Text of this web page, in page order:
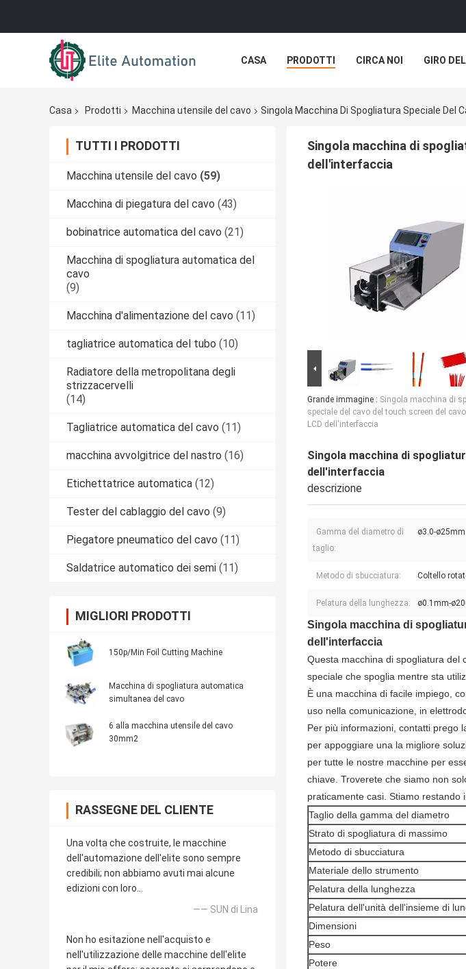
CASA PRODOTTI CIRCA NOI GIRO
Casa Prodotti Macchina utensile del cavo Singola Macchina Di Spogliatura Speciale Del
TUTTI I PRODOTTI
Macchina utensile del cavo (59)
Macchina di piegatura del cavo (43)
bobinatrice automatica del cavo (21)
Macchina di spogliatura automatica del
cavo
(9)
Macchina d'alimentazione del cavo (11)
tagliatrice automatica del tubo (10)
Radiatore della metropolitana degli
strizzacervelli
(14)
Tagliatrice automatica del cavo (11)
macchina avvolgitrice del nastro (16)
Etichettatrice automatica (12)
Tester del cablaggio del cavo (9)
Piegatore pneumatico del cavo (11)
Saldatrice automatico dei semi (11)
MIGLIORI PRODOTTI
150p/Min Foil Cutting Machine
Macchina di spogliatura automatica
simultanea del cavo
6 alla macchina utensile del cavo
30mm2
RASSEGNE DEL CLIENTE
Una volta che costruite, le macchine
dell'automazione dell'elite sono sempre
credibili; non abbiamo avuti mai alcune
edizioni con loro…
—— SUN di Lina
Non ho esitazione nell'acquisto e
nell'utilizzazione delle macchine dell'elite
Singola macchina di
dell'interfaccia
Grande immagine : Singola macchina di
speciale del cavo del touch screen del
LCD dell'interfaccia
Singola macchina di
dell'interfaccia
descrizione
Gamma del diametro di
taglio:
ø3.0-ø25mm
Metodo di sbucciatura: Coltello
Pelatura della lunghezza: ø0.1mm-
Singola macchina di
dell'interfaccia
Questa macchina di spogliatura del
speciale che spoglia mentre sta
È una macchina di facile impiego,
uso nella comunicazione, in
Per più informazioni, contatti prego
per appoggiare una la migliore
per tutte le nostre macchine per
chiave. Troverete che siamo non
praticamente casi. Stiamo restando
Taglio della gamma del diametro
Strato di spogliatura di massimo
Metodo di sbucciatura
Materiale dello strumento
Pelatura della lunghezza
Pelatura dell'unità dell'insieme di
Dimensioni
Peso
Potere